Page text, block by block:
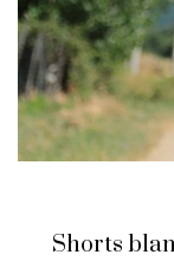
Shorts